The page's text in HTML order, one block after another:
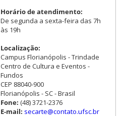
Horário de atendimento:
De segunda a sexta-feira das 7h
às 19h
Localização:
Campus Florianópolis - Trindade
Centro de Cultura e Eventos -
Fundos
CEP 88040-900
Florianópolis - SC - Brasil
Fone: (48) 3721-2376
E-mail: secarte@contato.ufsc.br